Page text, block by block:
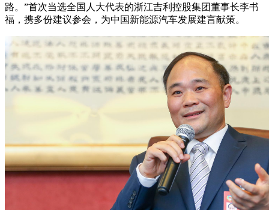
路。”首次当选全国人大代表的浙江吉利控股集团董事长李书
福，携多份建议参会，为中国新能源汽车发展建言献策。